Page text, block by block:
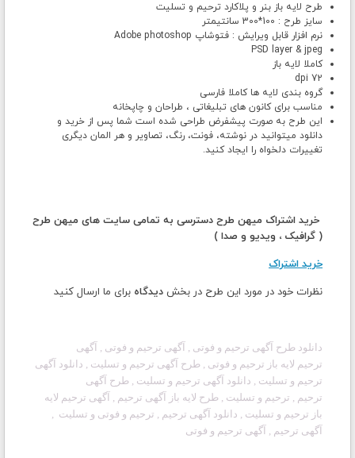
طرح لایه باز بنر و پلاکارد ترحیم و تسلیت
سایز طرح : 100*300 سانتیمتر
نرم افزار قابل ویرایش : فتوشاپ Adobe photoshop
PSD layer & jpeg
کاملا لایه باز
72 dpi
گروه بندی لایه ها کاملا فارسی
مناسب برای کانون های تبلیغاتی ، طراحان و چاپخانه
این طرح به صورت پیشفرض طراحی شده است شما پس از خرید و
دانلود میتوانید در نوشته، فونت، رنگ، تصاویر و هر المان دیگری
تغییرات دلخواه را ایجاد کنید.
خرید اشتراک میهن طرح دسترسی به تمامی سایت های میهن طرح
( گرافیک ، ویدیو و صدا )
خرید اشتراک
نظرات خود در مورد این طرح در بخش دیدگاه برای ما ارسال کنید
دانلود طرح آگهی ترحیم و فوتی , آگهی ترحیم و فوتی , آگهی
ترحیم لایه باز ترحیم و فوتی , طرح آگهی ترحیم و تسلیت , دانلود آگهی
ترحیم و تسلیت , دانلود آگهی ترحیم و تسلیت , طرح آگهی
ترحیم , ترحیم و تسلیت , طرح لایه باز آگهی ترحیم , آگهی ترحیم لایه
باز ترحیم و تسلیت , دانلود آگهی ترحیم , ترحیم و فوتی و تسلیت ,
آگهی ترحیم , آگهی ترحیم و فوتی